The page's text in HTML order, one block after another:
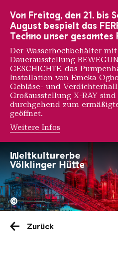
©
Zurück
Von Freitag, den 21. bis
August bespielt das
Techno unser
Der Wasserhochbehälter
Dauerausstellung
GESCHICHTE, das
Installation von Emeka
Gebläse- und
Großausstellung X-RAY
durchgehend zum
geöffnet.
Weitere Infos